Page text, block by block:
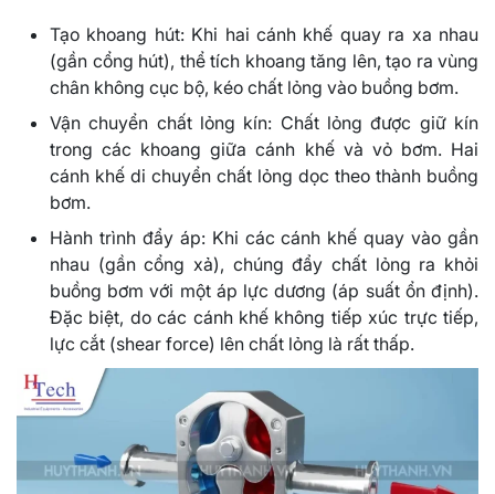
Tạo khoang hút: Khi hai cánh khế quay ra xa nhau
(gần cổng hút), thể tích khoang tăng lên, tạo ra vùng
chân không cục bộ, kéo chất lỏng vào buồng bơm.
Vận chuyển chất lỏng kín: Chất lỏng được giữ kín
trong các khoang giữa cánh khế và vỏ bơm. Hai
cánh khế di chuyển chất lỏng dọc theo thành buồng
bơm.
Hành trình đẩy áp: Khi các cánh khế quay vào gần
nhau (gần cổng xả), chúng đẩy chất lỏng ra khỏi
buồng bơm với một áp lực dương (áp suất ổn định).
Đặc biệt, do các cánh khế không tiếp xúc trực tiếp,
lực cắt (shear force) lên chất lỏng là rất thấp.